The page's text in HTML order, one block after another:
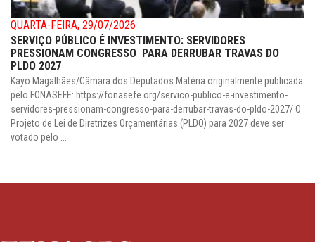
QUARTA-FEIRA, 29/07/2026
SERVIÇO PÚBLICO É INVESTIMENTO: SERVIDORES
PRESSIONAM CONGRESSO PARA DERRUBAR TRAVAS DO
PLDO 2027
Kayo Magalhães/Câmara dos Deputados Matéria originalmente publicada
pelo FONASEFE: https://fonasefe.org/servico-publico-e-investimento-
servidores-pressionam-congresso-para-derrubar-travas-do-pldo-2027/ O
Projeto de Lei de Diretrizes Orçamentárias (PLDO) para 2027 deve ser
votado pelo ...